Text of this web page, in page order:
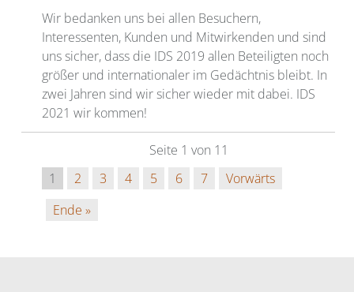
Wir bedanken uns bei allen Besuchern,
Interessenten, Kunden und Mitwirkenden und sind
uns sicher, dass die IDS 2019 allen Beteiligten noch
größer und internationaler im Gedächtnis bleibt. In
zwei Jahren sind wir sicher wieder mit dabei. IDS
2021 wir kommen!
Seite 1 von 11
1
2 3 4 5 6 7
Vorwärts
Ende »